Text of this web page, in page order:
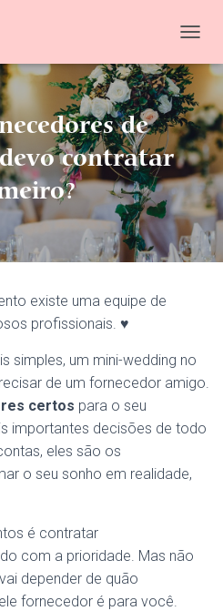
O
G
G
L
N
A
G
A
T
de
contratar
existe uma equipe de
profissionais. ♥
simples, um mini-wedding no
de um fornecedor amigo.
certos para o seu
importantes decisões de todo
eles são os
o seu sonho em realidade,
é contratar
com a prioridade. Mas não
depender de quão
fornecedor é para você.